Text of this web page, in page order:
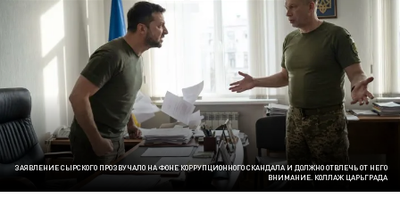
ЗАЯВЛЕНИЕ СЫРСКОГО ПРОЗВУЧАЛО НА ФОНЕ КОРРУПЦИОННОГО СКАНДАЛА И ДОЛЖНО ОТВЛЕЧЬ ОТ НЕГО
ВНИМАНИЕ. КОЛЛАЖ ЦАРЬГРАДА